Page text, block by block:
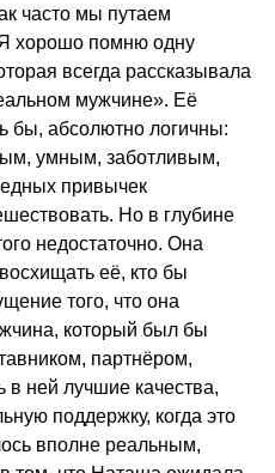
часто мы путаем
хорошо помню одну
всегда рассказывала
мужчине». Её
бы, абсолютно логичны:
умным, заботливым,
привычек
Но в глубине
недостаточно. Она
её, кто бы
того, что она
который был бы
партнёром,
в ней лучшие качества,
поддержку, когда это
вполне реальным,